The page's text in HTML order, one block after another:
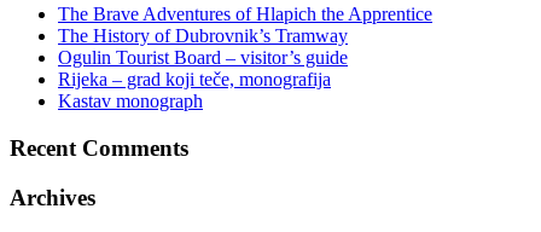
The Brave Adventures of Hlapich the Apprentice
The History of Dubrovnik’s Tramway
Ogulin Tourist Board – visitor’s guide
Rijeka – grad koji teče, monografija
Kastav monograph
Recent Comments
Archives